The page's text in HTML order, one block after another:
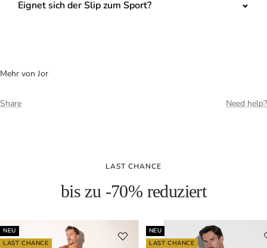
Eignet sich der Slip zum Sport?
Mehr von Jor
Share Need help?
LAST CHANCE
bis zu -70% reduziert
NEU
LAST CHANCE
NEU
LAST CHANCE